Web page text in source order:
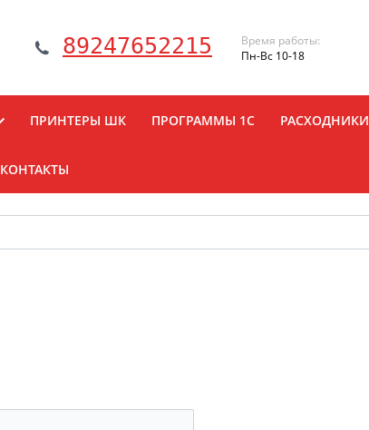
89247652215
Время работы:
Пн-Вс 10-18
ПРИНТЕРЫ ШК ПРОГРАММЫ 1С РАСХОДНИКИ
КОНТАКТЫ